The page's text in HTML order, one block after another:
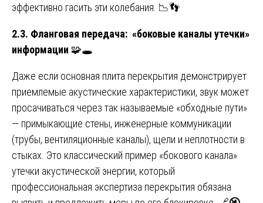
эффективно гасить эти колебания. 📉👣
2.3. Фланговая передача: «боковые каналы утечки»
информации 🧩🕳️
Даже если основная плита перекрытия демонстрирует
приемлемые акустические характеристики, звук может
просачиваться через так называемые «обходные пути»
— примыкающие стены, инженерные коммуникации
(трубы, вентиляционные каналы), щели и неплотности в
стыках. Это классический пример «бокового канала»
утечки акустической энергии, который
профессиональная экспертиза перекрытия обязана